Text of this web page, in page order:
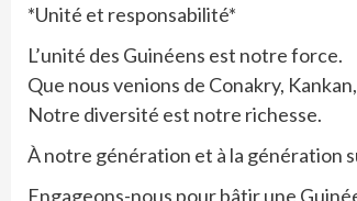
*Unité et responsabilité*
L’unité des Guinéens est notre force.
Que nous venions de Conakry,
Notre diversité est notre richesse.
À notre génération et à la génération
Engageons-nous pour bâtir une